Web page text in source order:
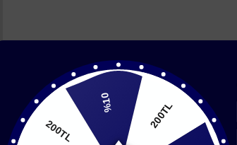
%10
200TL
200TL